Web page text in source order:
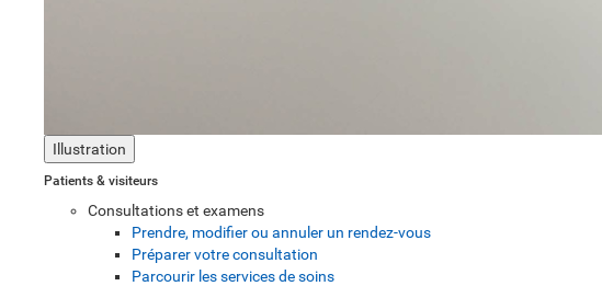
Illustration
Patients & visiteurs
Consultations et examens
Prendre, modifier ou annuler un rendez-vous
Préparer votre consultation
Parcourir les services de soins